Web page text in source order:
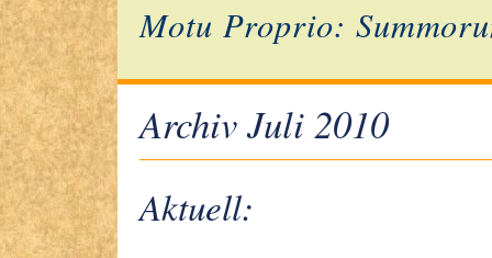
Motu Proprio:
Archiv Juli 2010
Aktuell: